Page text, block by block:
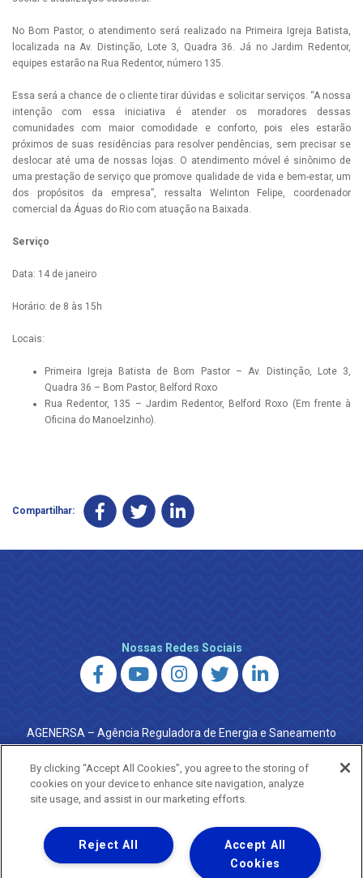
No Bom Pastor, o atendimento será realizado na Primeira Igreja Batista,
localizada na Av. Distinção, Lote 3, Quadra 36. Já no Jardim Redentor,
equipes estarão na Rua Redentor, número 135.
Essa será a chance de o cliente tirar dúvidas e solicitar serviços. “A nossa
intenção com essa iniciativa é atender os moradores dessas
comunidades com maior comodidade e conforto, pois eles estarão
próximos de suas residências para resolver pendências, sem precisar se
deslocar até uma de nossas lojas. O atendimento móvel é sinônimo de
uma prestação de serviço que promove qualidade de vida e bem-estar, um
dos propósitos da empresa”, ressalta Welinton Felipe, coordenador
comercial da Águas do Rio com atuação na Baixada.
Serviço
Data: 14 de janeiro
Horário: de 8 às 15h
Locais:
Primeira Igreja Batista de Bom Pastor – Av. Distinção, Lote 3,
Quadra 36 – Bom Pastor, Belford Roxo
Rua Redentor, 135 – Jardim Redentor, Belford Roxo (Em frente à
Oficina do Manoelzinho).
Compartilhar:
Nossas Redes Sociais
AGENERSA – Agência Reguladora de Energia e Saneamento
do Estado do Rio de Janeiro
0800 024 9040 · (21) 2332-6457 (WhatsApp) ·
ouvidoria@agenersa.rj.gov.br/ouvidoria.agenersa@gmail.com
·http://www.agenersa.rj.gov.br
Uma empresa
Copyright ® 2026 - Todos os Direitos Reservados.
By clicking “Accept All Cookies”, you agree to the storing of
cookies on your device to enhance site navigation, analyze
site usage, and assist in our marketing efforts.
Accept All
Cookies
Reject All